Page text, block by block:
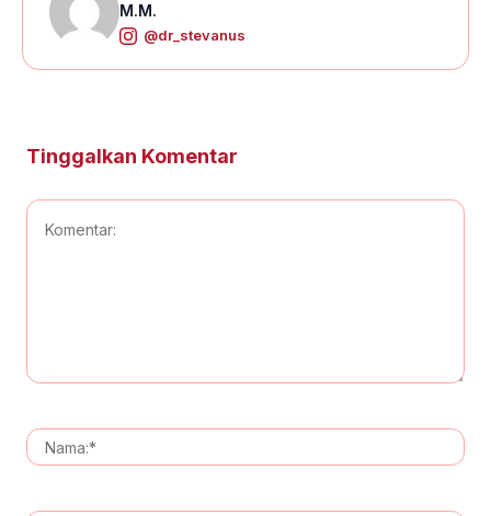
M.M.
@dr_stevanus
Tinggalkan Komentar